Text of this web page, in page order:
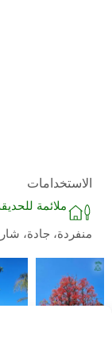
الاستخدامات
ملائمة
منفردة، جادة،